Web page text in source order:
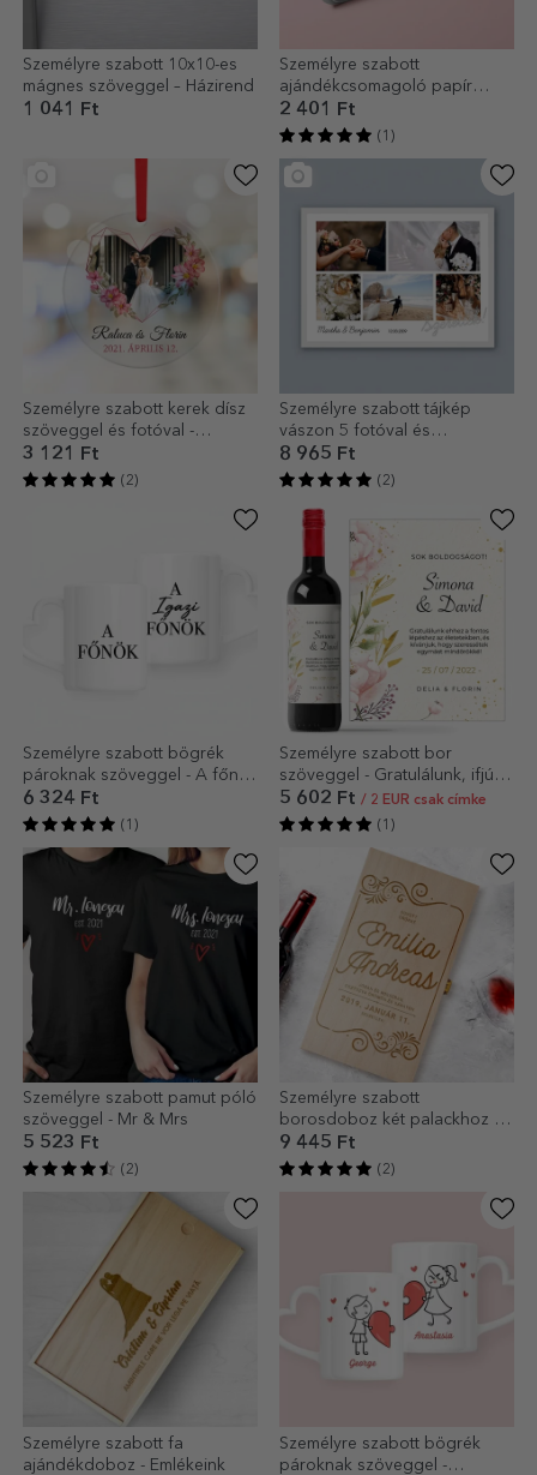
Személyre szabott 10x10-es
mágnes szöveggel – Házirend
1 041 Ft
Személyre szabott
ajándékcsomagoló papír
szöveggel - Esküvő
2 401 Ft
(1)
Személyre szabott kerek dísz
szöveggel és fotóval -
Virágkeret
3 121 Ft
(2)
Személyre szabott tájkép
vászon 5 fotóval és
szöveggel - Szeretlek!
8 965 Ft
(2)
Személyre szabott bögrék
pároknak szöveggel - A főnök
és az igazi főnök
6 324 Ft
(1)
Személyre szabott bor
szöveggel - Gratulálunk, ifjú
házasok!
5 602 Ft / 2 EUR csak címke
(1)
Személyre szabott pamut póló
szöveggel - Mr & Mrs
5 523 Ft
(2)
Személyre szabott
borosdoboz két palackhoz –
Üzenet a menyasszonynak és
a vőlegénynek
9 445 Ft
(2)
Személyre szabott fa
ajándékdoboz - Emlékeink
Személyre szabott bögrék
pároknak szöveggel -